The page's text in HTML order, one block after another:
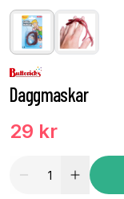
Daggmaskar
29 kr